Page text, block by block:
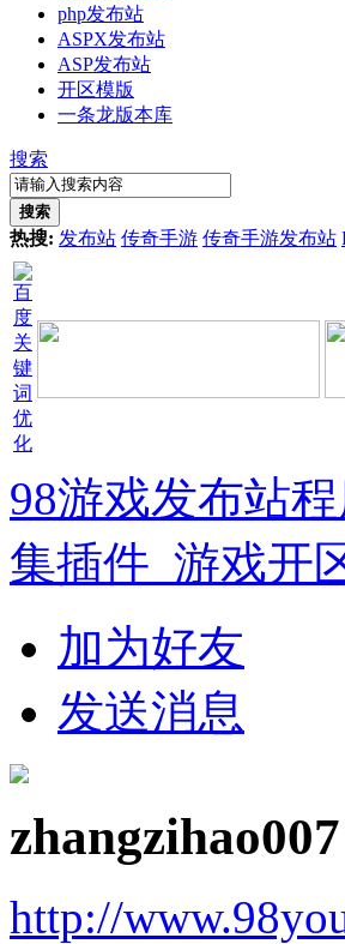
php发布站
ASPX发布站
ASP发布站
开区模版
一条龙版本库
搜索
搜索
热搜: 发布站 传奇手游 传奇手游发布站
98游戏发布站
集插件_游戏开
加为好友
发送消息
zhangzihao007
http://